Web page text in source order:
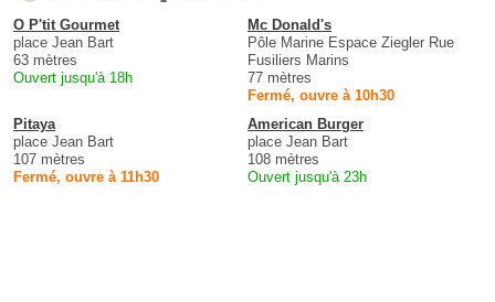
O P'tit Gourmet
place Jean Bart
63 mètres
Ouvert jusqu'à 18h
Mc Donald's
Pôle Marine Espace Ziegler Rue
Fusiliers Marins
77 mètres
Fermé, ouvre à 10h30
Pitaya
place Jean Bart
107 mètres
Fermé, ouvre à 11h30
American Burger
place Jean Bart
108 mètres
Ouvert jusqu'à 23h